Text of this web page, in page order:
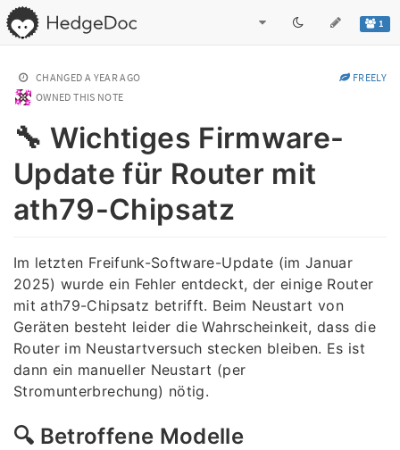
1
CHANGED A YEAR AGO
FREELY
OWNED THIS NOTE
🔧 Wichtiges Firmware-
Update für Router mit
ath79-Chipsatz
Im letzten Freifunk-Software-Update (im Januar
2025) wurde ein Fehler entdeckt, der einige Router
mit ath79-Chipsatz betrifft. Beim Neustart von
Geräten besteht leider die Wahrscheinkeit, dass die
Router im Neustartversuch stecken bleiben. Es ist
dann ein manueller Neustart (per
Stromunterbrechung) nötig.
🔍 Betroffene Modelle